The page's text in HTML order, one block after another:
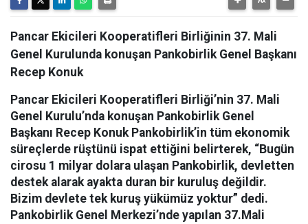
Pancar Ekicileri Kooperatifleri Birliğinin 37. Mali
Genel Kurulunda konuşan Pankobirlik Genel Başkanı
Recep Konuk
Pancar Ekicileri Kooperatifleri Birliği’nin 37. Mali
Genel Kurulu’nda konuşan Pankobirlik Genel
Başkanı Recep Konuk Pankobirlik’in tüm ekonomik
süreçlerde rüştünü ispat ettiğini belirterek, “Bugün
cirosu 1 milyar dolara ulaşan Pankobirlik, devletten
destek alarak ayakta duran bir kuruluş değildir.
Bizim devlete tek kuruş yükümüz yoktur” dedi.
Pankobirlik Genel Merkezi’nde yapılan 37.Mali